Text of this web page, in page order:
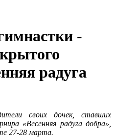
-
радуга
своих дочек, ставших
«Весенняя радуга добра»,
27-28 марта.